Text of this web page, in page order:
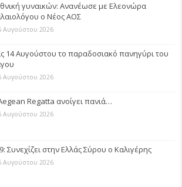
γυναικών: Ανανέωσε με Ελεονώρα
ο Νέος ΑΟΣ
Αυγούστου 2026
14 Αυγούστου το παραδοσιακό πανηγύρι του
Αυγούστου 2026
Regatta ανοίγει πανιά…
Αυγούστου 2026
Συνεχίζει στην Ελλάς Σύρου ο Καλιγέρης
Αυγούστου 2026